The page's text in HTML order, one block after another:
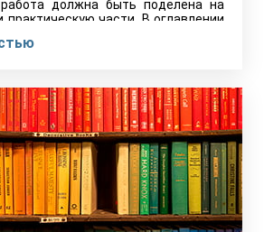
должна быть поделена на
практическую части. В оглавлении